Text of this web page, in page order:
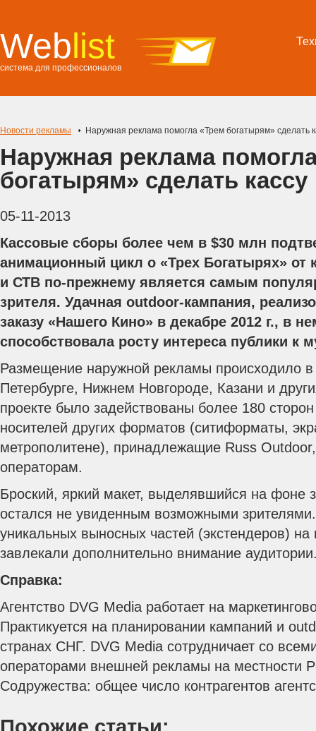
Weblist
система для профессионалов
Новости рекламы Наружная реклама помогла «Трем богатырям» сделать
Наружная реклама
богатырям» сделать кассу
05-11-2013
Кассовые сборы более чем в $30 млн
анимационный цикл о «Трех Богатырях» от
и СТВ по-прежнему является самым
зрителя. Удачная outdoor-кампания,
заказу «Нашего Кино» в декабре 2012 г., в
способствовала росту интереса публики к
Размещение наружной рекламы происходило
Петербурге, Нижнем Новгороде, Казани и
проекте было задействованы более 180
носителей других форматов (ситиформаты,
метрополитене), принадлежащие Russ
операторам.
Броский, яркий макет, выделявшийся на фоне
остался не увиденным возможными
уникальных выносных частей (экстендеров) на
завлекали дополнительно внимание
Справка:
Агентство DVG Media работает на
Практикуется на планировании кампаний и
странах СНГ. DVG Media сотрудничает со
операторами внешней рекламы на местности
Содружества: общее число контрагентов